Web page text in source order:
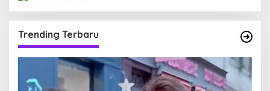
Trending Terbaru